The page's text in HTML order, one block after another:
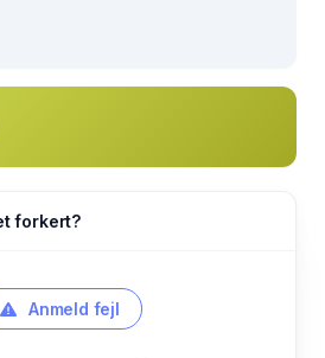
forkert?
Anmeld fejl